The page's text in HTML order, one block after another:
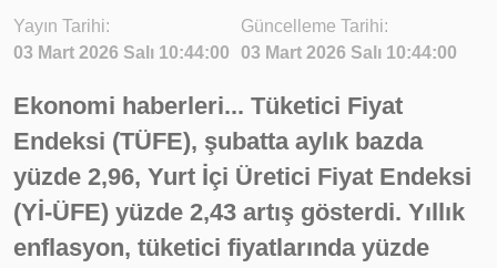
Yayın Tarihi:
03 Mart 2026 Salı 10:44:00
Güncelleme Tarihi:
03 Mart 2026 Salı 10:44:00
Ekonomi haberleri... Tüketici Fiyat
Endeksi (TÜFE), şubatta aylık bazda
yüzde 2,96, Yurt İçi Üretici Fiyat Endeksi
(Yİ-ÜFE) yüzde 2,43 artış gösterdi. Yıllık
enflasyon, tüketici fiyatlarında yüzde